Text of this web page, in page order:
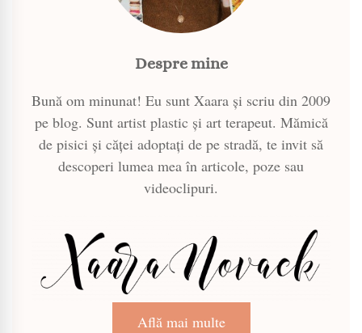
Despre mine
Bună om minunat! Eu sunt Xaara și scriu din 2009
pe blog. Sunt artist plastic și art terapeut. Mămică
de pisici și căței adoptați de pe stradă, te invit să
descoperi lumea mea în articole, poze sau
videoclipuri.
Află mai multe